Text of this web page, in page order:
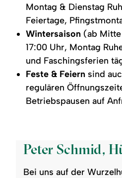
Montag & Dienstag
Feiertage,
Wintersaison (ab
17:00 Uhr, Montag
und Faschingsferien
Feste & Feiern sind
regulären
Betriebspausen auf
Peter Schmid,
Bei uns auf der